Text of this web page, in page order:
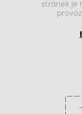
stránek je